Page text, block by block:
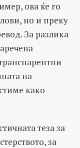
ова ќе го
но и преку
За разлика
на
како
теза за
за